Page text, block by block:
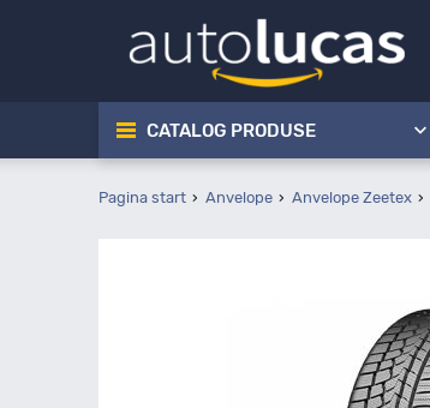
CATALOG PRODUSE
Pagina start Anvelope Anvelope Zeetex